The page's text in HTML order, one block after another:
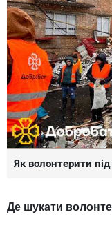
Як волонтерити під
Де шукати